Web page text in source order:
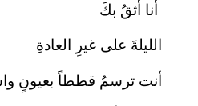
أنا أثقُ بكَ
الليلةَ على غيرِ العادةِ
أنت ترسمُ قططاً بعيونٍ